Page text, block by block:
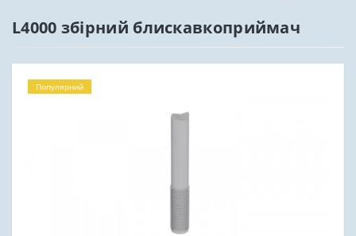
L4000 збірний блискавкоприймач
Популярний